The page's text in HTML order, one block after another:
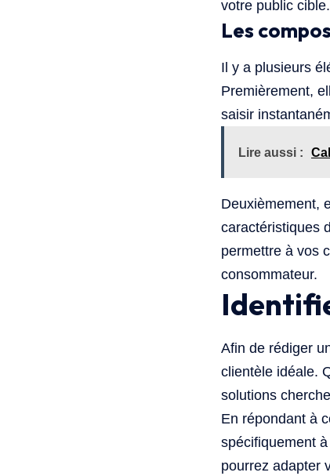
votre public cible.
Les
Il y a plusieurs
Premièrement,
saisir
Lire aussi :
Deuxièmement,
caractéristiques
permettre à vos
consommateur.
Afin de rédiger
clientèle idéale.
solutions
En répondant à
spécifiquement
pourrez adapter